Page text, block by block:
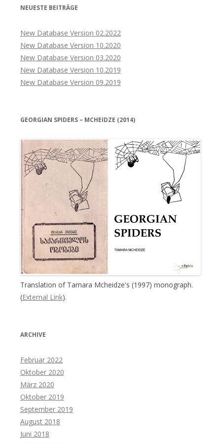
NEUESTE BEITRÄGE
New Database Version 02.2022
New Database Version 10.2020
New Database Version 03.2020
New Database Version 10.2019
New Database Version 09.2019
GEORGIAN SPIDERS – MCHEIDZE (2014)
Translation of Tamara Mcheidze's (1997) monograph.
(External Link).
ARCHIVE
Februar 2022
Oktober 2020
März 2020
Oktober 2019
September 2019
August 2018
Juni 2018